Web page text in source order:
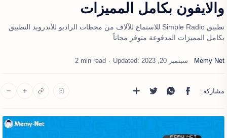
والايفون بكامل المميزات
تطبيق Simple Radio للاستماع للآلاف من محطات الراديو للأندرويد التطبيق
بكامل المميزات المدفوعة متوفر مجاناً
2 min read